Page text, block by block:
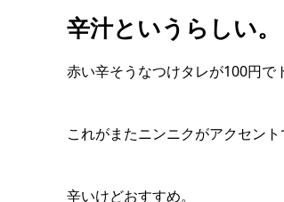
辛汁というらしい。
赤い辛そうなつけタレが100円で
これがまたニンニクがアクセント
辛いけどおすすめ。